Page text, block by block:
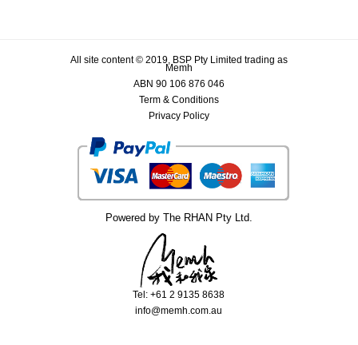
All site content © 2019, BSP Pty Limited trading as
Memh
ABN 90 106 876 046
Term & Conditions
Privacy Policy
Powered by The RHAN Pty Ltd.
Tel: +61 2 9135 8638
info@memh.com.au